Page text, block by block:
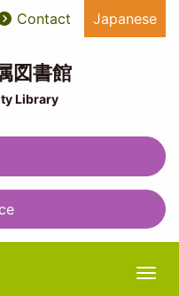
Contact Japanese
図書館
Library